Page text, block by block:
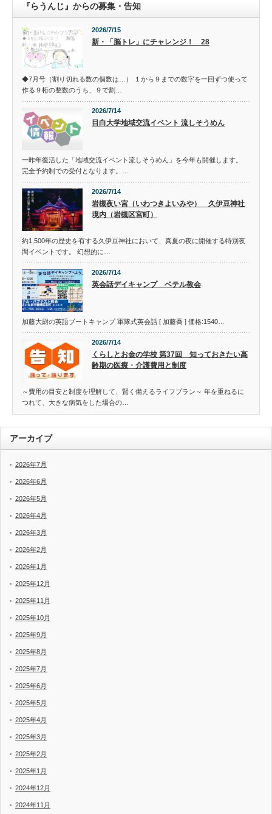
『らうんじ』からの募集・告知
2026/7/15
新・「脳トレ」にチャレンジ！ 28
◆7月号（割り切れる数の個数は…） １から９までの数字を一回ずつ使って
作る９桁の整数のうち、９で割…
2026/7/14
目白大学地域交流イベント 流しそうめん
一昨年復活した「地域交流イベント流しそうめん」を今年も開催します。
完全予約制での受付となります。…
2026/7/14
岩槻夜い宮（いわつきよいみや） 久伊豆神社
境内（岩槻区宮町）
約1,500年の歴史を有する久伊豆神社において、真夏の夜に開催する特別夜
間イベントです。 幻想的に…
2026/7/14
英会話デイキャンプ ベテル教会
加藤大尉の英語ブートキャンプ 軍隊式英会話 [ 加藤喬 ] 価格:1540…
2026/7/14
くらしとお金の学校 第37回 知っておきたい高
齢期の医療・介護費用と制度
～費用の目安と制度を理解して、賢く備えるライフプラン～ 年を重ねるに
つれて、大きな病気をした場合の…
アーカイブ
2026年7月
2026年6月
2026年5月
2026年4月
2026年3月
2026年2月
2026年1月
2025年12月
2025年11月
2025年10月
2025年9月
2025年8月
2025年7月
2025年6月
2025年5月
2025年4月
2025年3月
2025年2月
2025年1月
2024年12月
2024年11月